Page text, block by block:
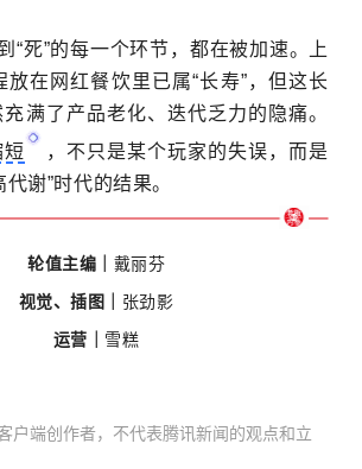
“死”的每一个环节，都在被加速。上
放在网红餐饮里已属“长寿”，但这长
满了产品老化、迭代乏力的隐痛。
，不只是某个玩家的失误，而是
谢”时代的结果。
轮值主编｜ 戴丽芬
视觉、插图｜ 张劲影
运营｜ 雪糕
户端创作者，不代表腾讯新闻的观点和立